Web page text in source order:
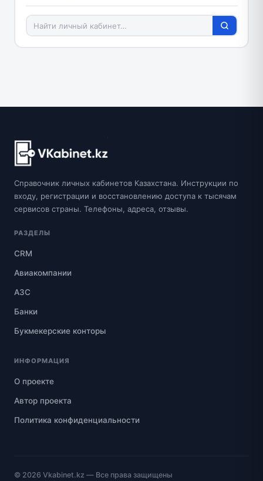
Справочник личных кабинетов Казахстана. Инструкции по
входу, регистрации и восстановлению доступа к тысячам
сервисов страны. Телефоны, адреса, отзывы.
РАЗДЕЛЫ
CRM
Авиакомпании
АЗС
Банки
Букмекерские конторы
ИНФОРМАЦИЯ
О проекте
Автор проекта
Политика конфиденциальности
© 2026 Vkabinet.kz — Все права защищены